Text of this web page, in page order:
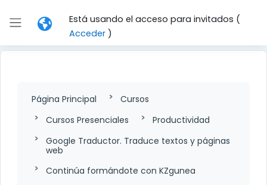
Panel lateral
Está usando el acceso para invitados (
Acceder)
Página Principal
Cursos
Cursos Presenciales
Productividad
Google Traductor. Traduce textos y páginas
web
Continúa formándote con KZgunea